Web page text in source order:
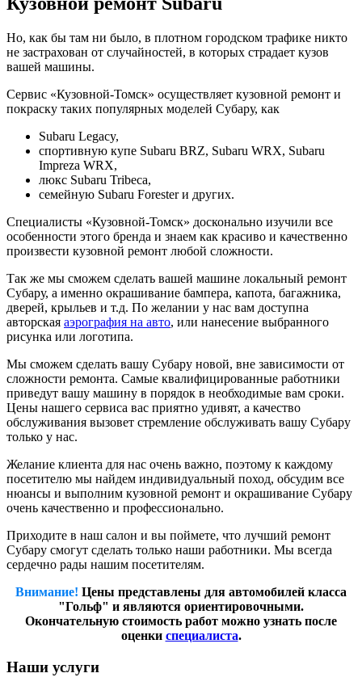
Но, как бы там ни было, в плотном городском трафике никто
не застрахован от случайностей, в которых страдает кузов
вашей машины.
Сервис «Кузовной-Томск» осуществляет кузовной ремонт и
покраску таких популярных моделей Субару, как
Subaru Legacy,
спортивную купе Subaru BRZ, Subaru WRX, Subaru
Impreza WRX,
люкс Subaru Tribeca,
семейную Subaru Forester и других.
Специалисты «Кузовной-Томск» досконально изучили все
особенности этого бренда и знаем как красиво и качественно
произвести кузовной ремонт любой сложности.
Так же мы сможем сделать вашей машине локальный ремонт
Субару, а именно окрашивание бампера, капота, багажника,
дверей, крыльев и т.д. По желании у нас вам доступна
авторская аэрография на авто, или нанесение выбранного
рисунка или логотипа.
Мы сможем сделать вашу Субару новой, вне зависимости от
сложности ремонта. Самые квалифицированные работники
приведут вашу машину в порядок в необходимые вам сроки.
Цены нашего сервиса вас приятно удивят, а качество
обслуживания вызовет стремление обслуживать вашу Субару
только у нас.
Желание клиента для нас очень важно, поэтому к каждому
посетителю мы найдем индивидуальный поход, обсудим все
нюансы и выполним кузовной ремонт и окрашивание Субару
очень качественно и профессионально.
Приходите в наш салон и вы поймете, что лучший ремонт
Субару смогут сделать только наши работники. Мы всегда
сердечно рады нашим посетителям.
Внимание! Цены представлены для автомобилей класса
"Гольф" и являются ориентировочными.
Окончательную стоимость работ можно узнать после
оценки специалиста.
Наши услуги